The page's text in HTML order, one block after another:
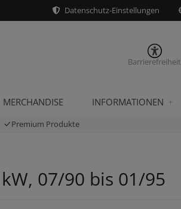
Datenschutz-Einstellungen
Barrierefreiheit
MERCHANDISE INFORMATIONEN
Premium Produkte
kW, 07/90 bis 01/95